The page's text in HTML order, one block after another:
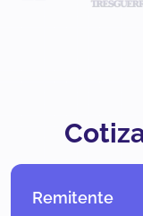
Remitente